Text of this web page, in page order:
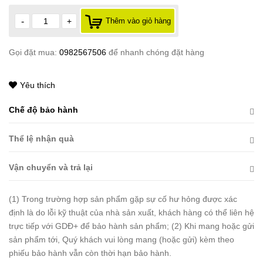
- + Thêm vào giỏ hàng
Gọi đặt mua: 0982567506 để nhanh chóng đặt hàng
Yêu thích
Chế độ bảo hành
Thể lệ nhận quà
Vận chuyển và trả lại
(1) Trong trường hợp sản phẩm gặp sự cố hư hỏng được xác
định là do lỗi kỹ thuật của nhà sản xuất, khách hàng có thể liên hệ
trực tiếp với GDĐ+ để bảo hành sản phẩm; (2) Khi mang hoặc gửi
sản phẩm tới, Quý khách vui lòng mang (hoặc gửi) kèm theo
phiếu bảo hành vẫn còn thời hạn bảo hành.